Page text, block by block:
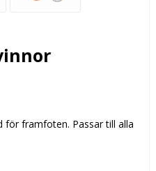
för framfoten. Passar till alla